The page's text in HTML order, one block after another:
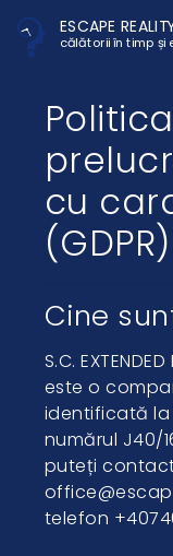
ESCAPE
călătorii în timp și
cu
(GDPR)
Cine
S.C. EXTENDED
este o
identificată la
numărul J40/
puteți
telefon